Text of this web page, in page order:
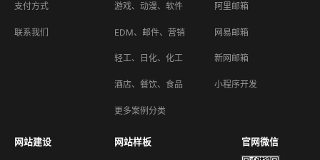
支付方式
联系我们
游戏、动漫、软件
EDM、邮件、营销
轻工、日化、化工
酒店、餐饮、食品
更多案例分类
阿里邮箱
网易邮箱
新网邮箱
小程序开发
网站建设 网站样板 官网微信